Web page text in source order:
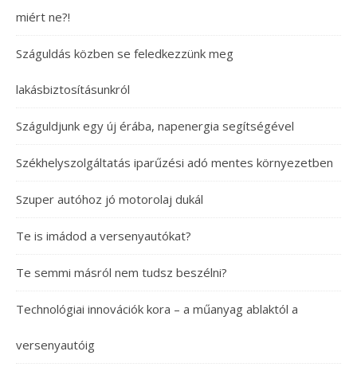
miért ne?!
Száguldás közben se feledkezzünk meg
lakásbiztosításunkról
Száguldjunk egy új érába, napenergia segítségével
Székhelyszolgáltatás iparűzési adó mentes környezetben
Szuper autóhoz jó motorolaj dukál
Te is imádod a versenyautókat?
Te semmi másról nem tudsz beszélni?
Technológiai innovációk kora – a műanyag ablaktól a
versenyautóig